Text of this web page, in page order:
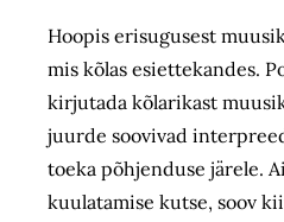
Hoopis erisugusest
mis kõlas esiettekandes.
kirjutada kõlarikast
juurde soovivad
toeka põhjenduse järele.
kuulatamise kutse, soov